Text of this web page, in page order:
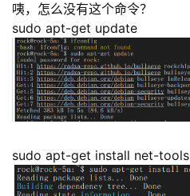
咦，怎么没有这个命令？
sudo apt-get update
sudo apt-get install net-tools